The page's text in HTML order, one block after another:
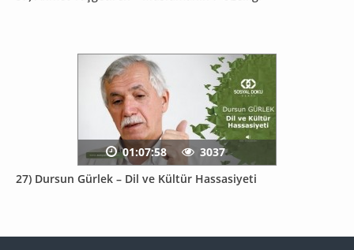
27) Dursun Gürlek – Dil ve Kültür Hassasiyeti
01:07:58 3037